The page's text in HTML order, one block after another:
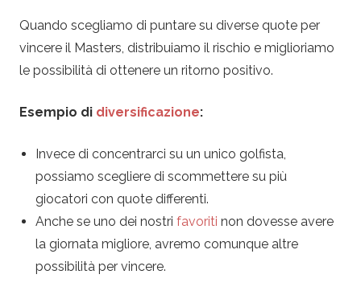
Quando scegliamo di puntare su diverse quote per
vincere il Masters, distribuiamo il rischio e miglioriamo
le possibilità di ottenere un ritorno positivo.
Esempio di diversificazione:
Invece di concentrarci su un unico golfista,
possiamo scegliere di scommettere su più
giocatori con quote differenti.
Anche se uno dei nostri favoriti non dovesse avere
la giornata migliore, avremo comunque altre
possibilità per vincere.